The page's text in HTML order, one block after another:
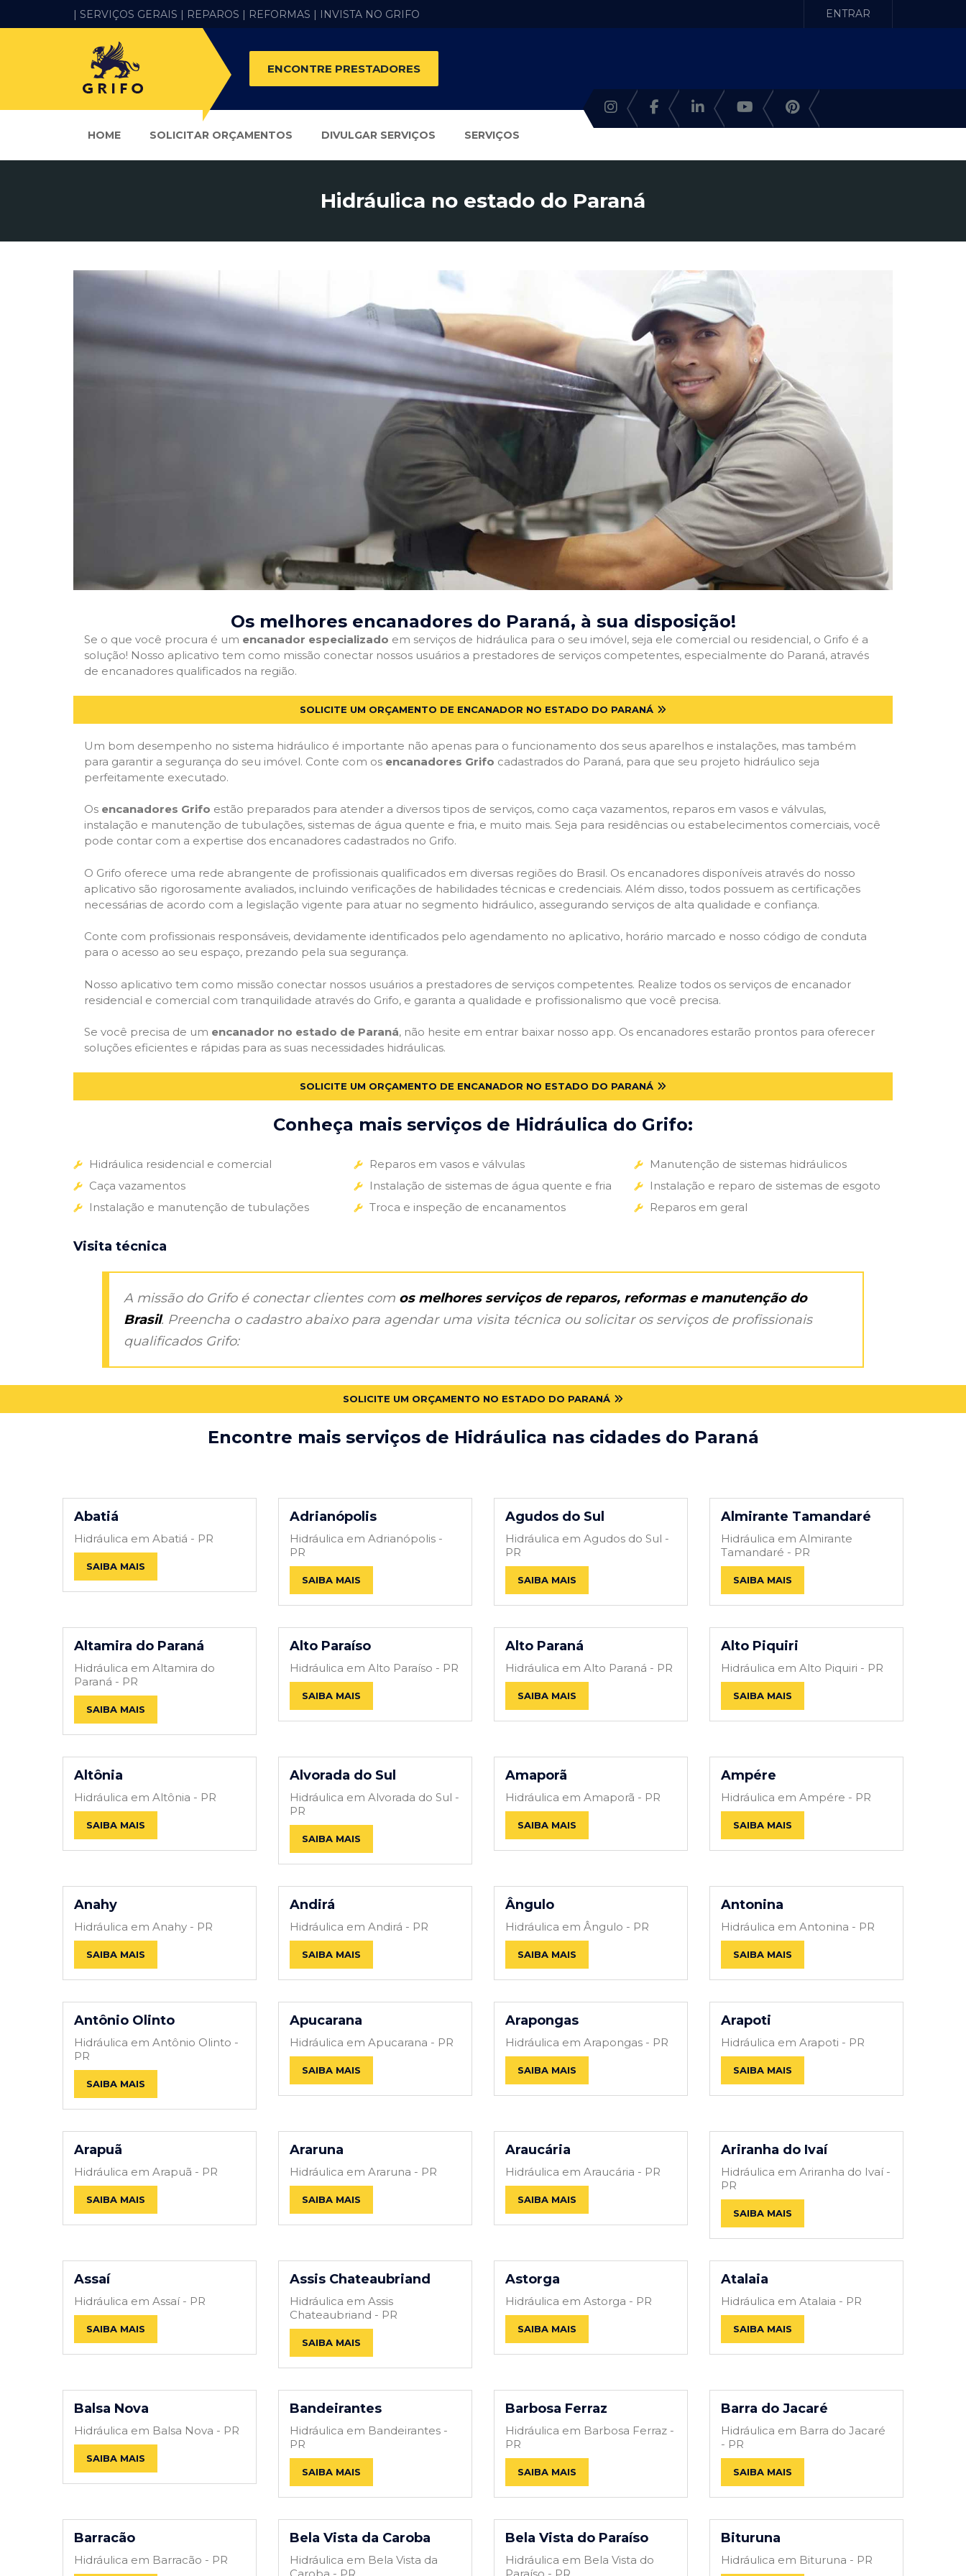
| SERVIÇOS GERAIS | REPAROS | REFORMAS | INVISTA NO GRIFO ENTRAR
ENCONTRE PRESTADORES
HOME SOLICITAR ORÇAMENTOS DIVULGAR SERVIÇOS SERVIÇOS
Hidráulica no estado do Paraná
Os melhores encanadores do Paraná, à sua disposição!
Se o que você procura é um encanador especializado em serviços de hidráulica para o seu imóvel, seja ele comercial ou residencial, o Grifo é a
solução! Nosso aplicativo tem como missão conectar nossos usuários a prestadores de serviços competentes, especialmente do Paraná, através
de encanadores qualificados na região.
SOLICITE UM ORÇAMENTO DE ENCANADOR NO ESTADO DO PARANÁ
Um bom desempenho no sistema hidráulico é importante não apenas para o funcionamento dos seus aparelhos e instalações, mas também
para garantir a segurança do seu imóvel. Conte com os encanadores Grifo cadastrados do Paraná, para que seu projeto hidráulico seja
perfeitamente executado.
Os encanadores Grifo estão preparados para atender a diversos tipos de serviços, como caça vazamentos, reparos em vasos e válvulas,
instalação e manutenção de tubulações, sistemas de água quente e fria, e muito mais. Seja para residências ou estabelecimentos comerciais, você
pode contar com a expertise dos encanadores cadastrados no Grifo.
O Grifo oferece uma rede abrangente de profissionais qualificados em diversas regiões do Brasil. Os encanadores disponíveis através do nosso
aplicativo são rigorosamente avaliados, incluindo verificações de habilidades técnicas e credenciais. Além disso, todos possuem as certificações
necessárias de acordo com a legislação vigente para atuar no segmento hidráulico, assegurando serviços de alta qualidade e confiança.
Conte com profissionais responsáveis, devidamente identificados pelo agendamento no aplicativo, horário marcado e nosso código de conduta
para o acesso ao seu espaço, prezando pela sua segurança.
Nosso aplicativo tem como missão conectar nossos usuários a prestadores de serviços competentes. Realize todos os serviços de encanador
residencial e comercial com tranquilidade através do Grifo, e garanta a qualidade e profissionalismo que você precisa.
Se você precisa de um encanador no estado de Paraná, não hesite em entrar baixar nosso app. Os encanadores estarão prontos para oferecer
soluções eficientes e rápidas para as suas necessidades hidráulicas.
SOLICITE UM ORÇAMENTO DE ENCANADOR NO ESTADO DO PARANÁ
Conheça mais serviços de Hidráulica do Grifo:
Hidráulica residencial e comercial
Caça vazamentos
Instalação e manutenção de tubulações
Reparos em vasos e válvulas
Instalação de sistemas de água quente e fria
Troca e inspeção de encanamentos
Manutenção de sistemas hidráulicos
Instalação e reparo de sistemas de esgoto
Reparos em geral
Visita técnica
A missão do Grifo é conectar clientes com os melhores serviços de reparos, reformas e manutenção do
Brasil. Preencha o cadastro abaixo para agendar uma visita técnica ou solicitar os serviços de profissionais
qualificados Grifo:
SOLICITE UM ORÇAMENTO NO ESTADO DO PARANÁ
Encontre mais serviços de Hidráulica nas cidades do Paraná
Abatiá
Hidráulica em Abatiá - PR
SAIBA MAIS
Adrianópolis
Hidráulica em Adrianópolis -
PR
SAIBA MAIS
Agudos do Sul
Hidráulica em Agudos do Sul -
PR
SAIBA MAIS
Almirante Tamandaré
Hidráulica em Almirante
Tamandaré - PR
SAIBA MAIS
Altamira do Paraná
Hidráulica em Altamira do
Paraná - PR
SAIBA MAIS
Alto Paraíso
Hidráulica em Alto Paraíso - PR
SAIBA MAIS
Alto Paraná
Hidráulica em Alto Paraná - PR
SAIBA MAIS
Alto Piquiri
Hidráulica em Alto Piquiri - PR
SAIBA MAIS
Altônia
Hidráulica em Altônia - PR
SAIBA MAIS
Alvorada do Sul
Hidráulica em Alvorada do Sul -
PR
SAIBA MAIS
Amaporã
Hidráulica em Amaporã - PR
SAIBA MAIS
Ampére
Hidráulica em Ampére - PR
SAIBA MAIS
Anahy
Hidráulica em Anahy - PR
SAIBA MAIS
Andirá
Hidráulica em Andirá - PR
SAIBA MAIS
Ângulo
Hidráulica em Ângulo - PR
SAIBA MAIS
Antonina
Hidráulica em Antonina - PR
SAIBA MAIS
Antônio Olinto
Hidráulica em Antônio Olinto -
PR
SAIBA MAIS
Apucarana
Hidráulica em Apucarana - PR
SAIBA MAIS
Arapongas
Hidráulica em Arapongas - PR
SAIBA MAIS
Arapoti
Hidráulica em Arapoti - PR
SAIBA MAIS
Arapuã
Hidráulica em Arapuã - PR
SAIBA MAIS
Araruna
Hidráulica em Araruna - PR
SAIBA MAIS
Araucária
Hidráulica em Araucária - PR
SAIBA MAIS
Ariranha do Ivaí
Hidráulica em Ariranha do Ivaí -
PR
SAIBA MAIS
Assaí
Hidráulica em Assaí - PR
SAIBA MAIS
Assis Chateaubriand
Hidráulica em Assis
Chateaubriand - PR
SAIBA MAIS
Astorga
Hidráulica em Astorga - PR
SAIBA MAIS
Atalaia
Hidráulica em Atalaia - PR
SAIBA MAIS
Balsa Nova
Hidráulica em Balsa Nova - PR
SAIBA MAIS
Bandeirantes
Hidráulica em Bandeirantes -
PR
SAIBA MAIS
Barbosa Ferraz
Hidráulica em Barbosa Ferraz -
PR
SAIBA MAIS
Barra do Jacaré
Hidráulica em Barra do Jacaré
- PR
SAIBA MAIS
Barracão
Hidráulica em Barracão - PR
Bela Vista da Caroba
Hidráulica em Bela Vista da
Bela Vista do Paraíso
Hidráulica em Bela Vista do
Bituruna
Hidráulica em Bituruna - PR